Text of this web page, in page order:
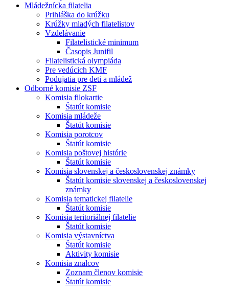
Mládežnícka filatelia
Prihláška do krúžku
Krúžky mladých filatelistov
Vzdelávanie
Filatelistické minimum
Časopis Junifil
Filatelistická olympiáda
Pre vedúcich KMF
Podujatia pre deti a mládež
Odborné komisie ZSF
Komisia filokartie
Štatút komisie
Komisia mládeže
Štatút komisie
Komisia porotcov
Štatút komisie
Komisia poštovej histórie
Štatút komisie
Komisia slovenskej a československej známky
Štatút komisie slovenskej a československej
známky
Komisia tematickej filatelie
Štatút komisie
Komisia teritoriálnej filatelie
Štatút komisie
Komisia výstavníctva
Štatút komisie
Aktivity komisie
Komisia znalcov
Zoznam členov komisie
Štatút komisie